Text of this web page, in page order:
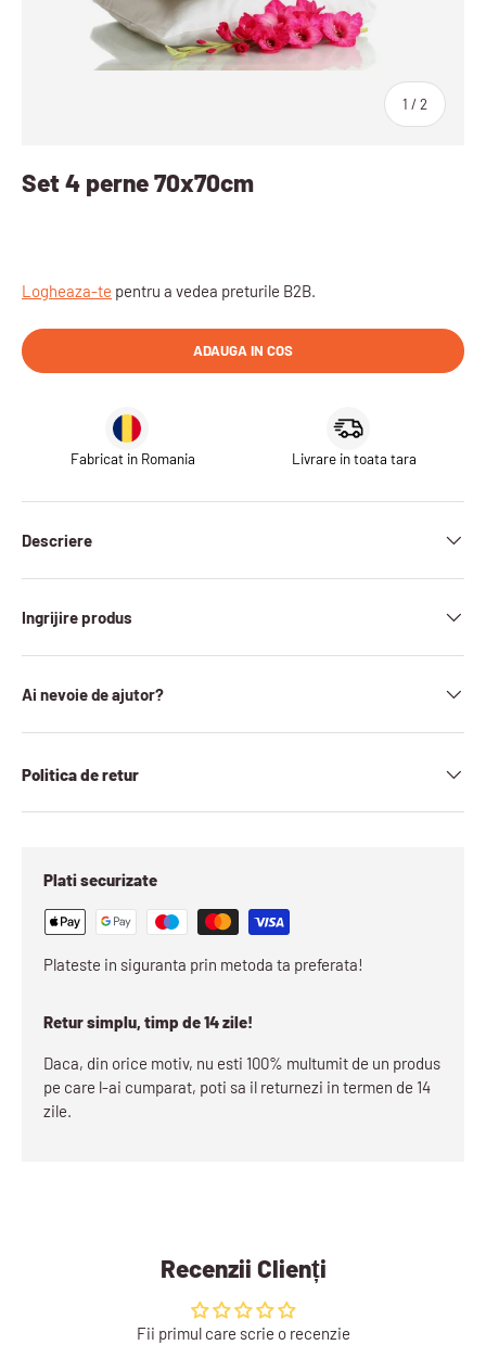
1 /sau
2
Set 4 perne 70x70cm
Logheaza-te pentru a vedea preturile B2B.
ADAUGA IN COS
Fabricat in Romania Livrare in toata tara
Descriere
Ingrijire produs
Ai nevoie de ajutor?
Politica de retur
Plati securizate
Plateste in siguranta prin metoda ta preferata!
Retur simplu, timp de 14 zile!
Daca, din orice motiv, nu esti 100% multumit de un produs
pe care l-ai cumparat, poti sa il returnezi in termen de 14
zile.
Recenzii Clienți
Fii primul care scrie o recenzie